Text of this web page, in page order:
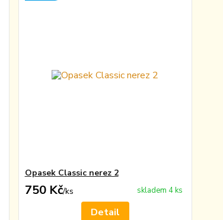
Opasek Classic nerez 2
750 Kč/ks skladem 4 ks
Detail